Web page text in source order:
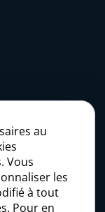
au
Vous
les
à tout
Pour en